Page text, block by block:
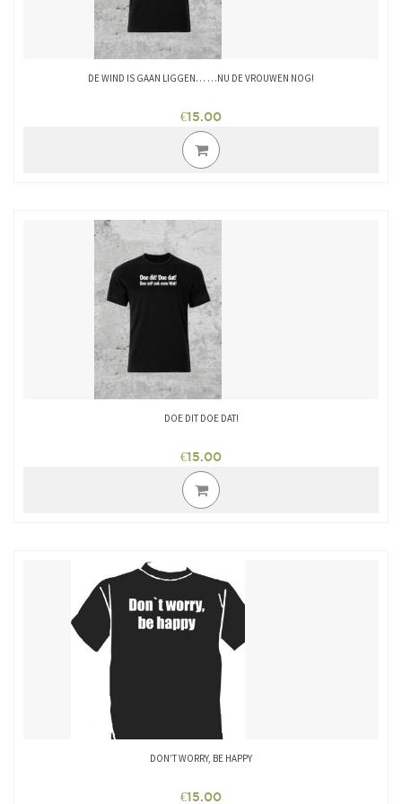
DE WIND IS GAAN LIGGEN… …NU DE VROUWEN NOG!
€15.00
Dit
product
heeft
Deze
optie
kan
gekozen
worden
op
de
productpagina
DOE DIT DOE DAT!
€15.00
Dit
product
heeft
optie
gekozen
worden
productpagina
DON’T WORRY, BE HAPPY
€15.00